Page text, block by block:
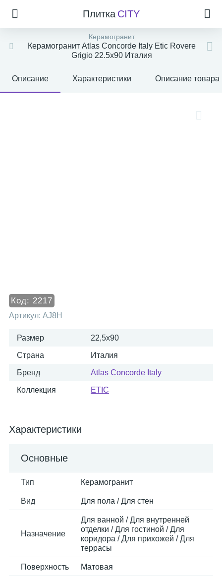
Плитка CITY
Керамогранит
Керамогранит Atlas Concorde Italy Etic Rovere
Grigio 22.5x90 Италия
Описание Характеристики Описание товара
Код: 2217
Артикул: AJ8H
Размер 22,5x90
Страна Италия
Бренд Atlas Concorde Italy
Коллекция ETIC
Характеристики
Основные
Тип Керамогранит
Вид Для пола / Для стен
Назначение
Для ванной / Для внутренней
отделки / Для гостиной / Для
коридора / Для прихожей / Для
террасы
Поверхность Матовая